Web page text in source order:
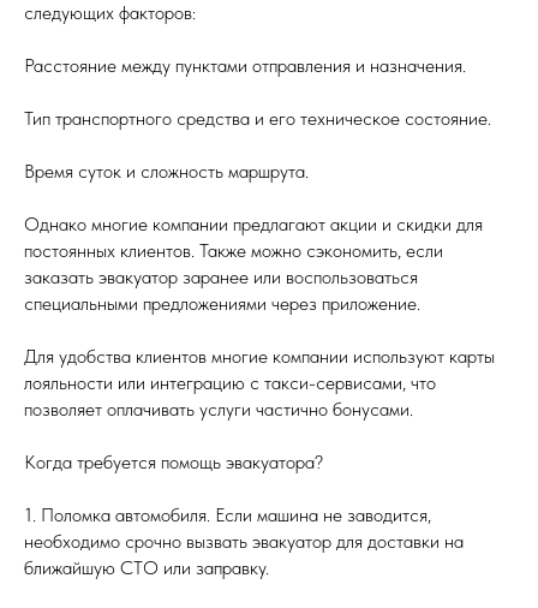
следующих факторов:
Расстояние между пунктами отправления и назначения.
Тип транспортного средства и его техническое состояние.
Время суток и сложность маршрута.
Однако многие компании предлагают акции и скидки для
постоянных клиентов. Также можно сэкономить, если
заказать эвакуатор заранее или воспользоваться
специальными предложениями через приложение.
Для удобства клиентов многие компании используют карты
лояльности или интеграцию с такси-сервисами, что
позволяет оплачивать услуги частично бонусами.
Когда требуется помощь эвакуатора?
1. Поломка автомобиля. Если машина не заводится,
необходимо срочно вызвать эвакуатор для доставки на
ближайшую СТО или заправку.